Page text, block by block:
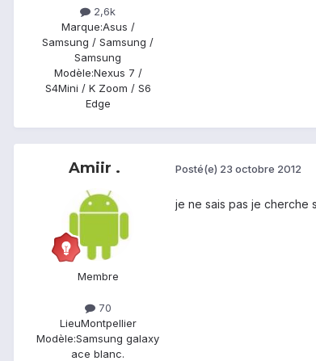
2,6k
Marque:Asus /
Samsung / Samsung /
Samsung
Modèle:Nexus 7 /
S4Mini / K Zoom / S6
Edge
Amiir .
Membre
70
LieuMontpellier
Modèle:Samsung galaxy
ace blanc.
Posté(e) 23 octobre 2012
je ne sais pas je cherche